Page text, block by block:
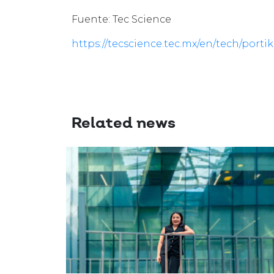
Fuente: Tec Science
https://tecscience.tec.mx/en/tech/
Related news